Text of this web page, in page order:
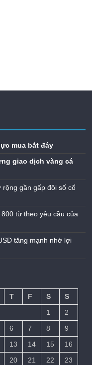
mua bắt đáy
giao dịch vàng cá
gần gấp đôi số cổ
từ theo yêu cầu của
tăng mạnh nhờ lợi
T F S
S
1
2
6 7 8
9
13 14 15
16
20 21 22
23